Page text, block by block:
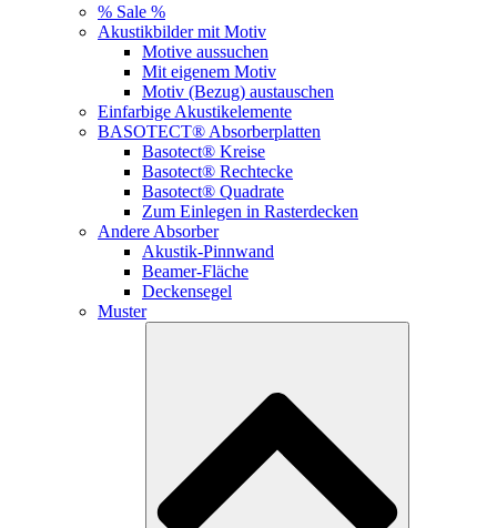
% Sale %
Akustikbilder mit Motiv
Motive aussuchen
Mit eigenem Motiv
Motiv (Bezug) austauschen
Einfarbige Akustikelemente
BASOTECT® Absorberplatten
Basotect® Kreise
Basotect® Rechtecke
Basotect® Quadrate
Zum Einlegen in Rasterdecken
Andere Absorber
Akustik-Pinnwand
Beamer-Fläche
Deckensegel
Muster